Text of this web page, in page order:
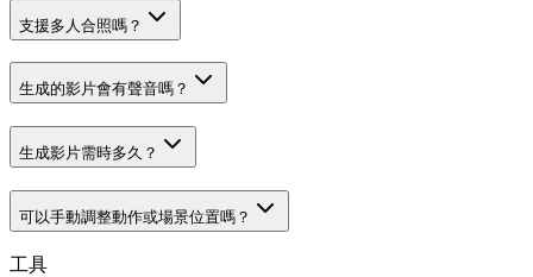
支援多人合照嗎？
生成的影片會有聲音嗎？
生成影片需時多久？
可以手動調整動作或場景位置嗎？
工具